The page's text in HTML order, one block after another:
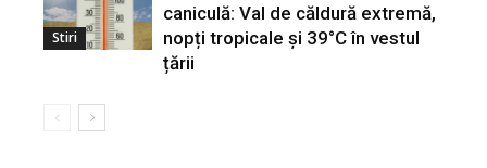
Stiri
caniculă: Val de căldură extremă,
nopți tropicale și 39°C în vestul
țării